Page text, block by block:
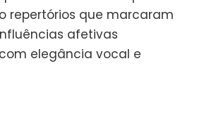
repertórios que marcaram
afetivas
elegância vocal e